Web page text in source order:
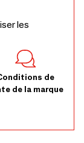
les
de
de la marque